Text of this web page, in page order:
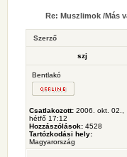
Re: Muszlimok /Más
Szerző
szj
Bentlakó
Csatlakozott: 2006. okt. 02.,
hétfő 17:12
Hozzászólások: 4528
Tartózkodási hely:
Magyarország